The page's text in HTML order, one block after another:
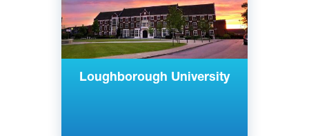
Loughborough University